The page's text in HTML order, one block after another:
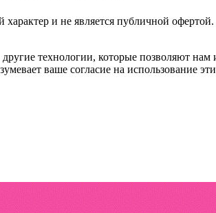
и не является публичной
технологии, которые позволяют
ваше согласие на использование